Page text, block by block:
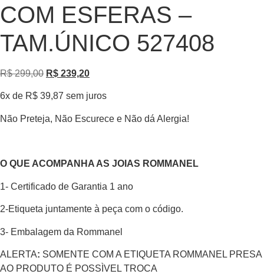
COM ESFERAS –
TAM.ÚNICO 527408
R$299,00 R$ 239,20
6x de R$ 39,87 sem juros
Não Preteja, Não Escurece e Não dá Alergia!
O QUE ACOMPANHA AS JOIAS ROMMANEL
1- Certificado de Garantia 1 ano
2-Etiqueta juntamente à peça com o código.
3- Embalagem da Rommanel
ALERTA: SOMENTE COM A ETIQUETA ROMMANEL PRESA
AO PRODUTO É POSSÌVEL TROCA